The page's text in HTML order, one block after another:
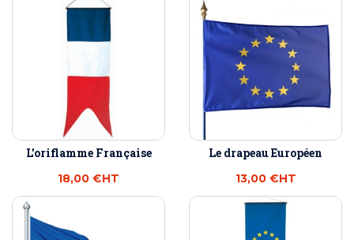
L'oriflamme Française
18,00 €HT
Le drapeau Européen
13,00 €HT